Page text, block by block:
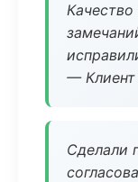
Качество
— Клиент
Сделали